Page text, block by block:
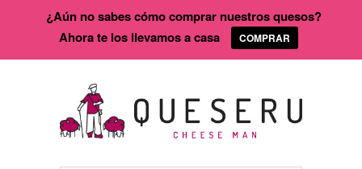
¿Aún no sabes cómo comprar nuestros quesos?
Ahora te los llevamos a casa
COMPRAR